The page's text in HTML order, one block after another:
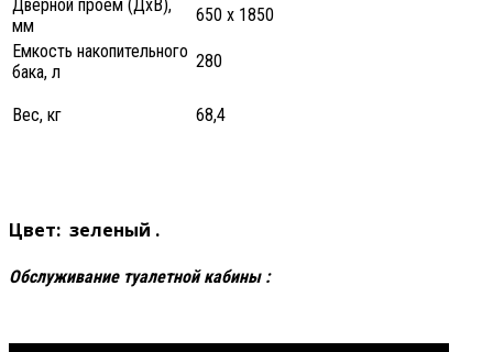
Дверной проем (ДхВ),
мм
650 x 1850
Емкость накопительного
бака, л
280
Вес, кг 68,4
Цвет: зеленый .
Обслуживание туалетной кабины :